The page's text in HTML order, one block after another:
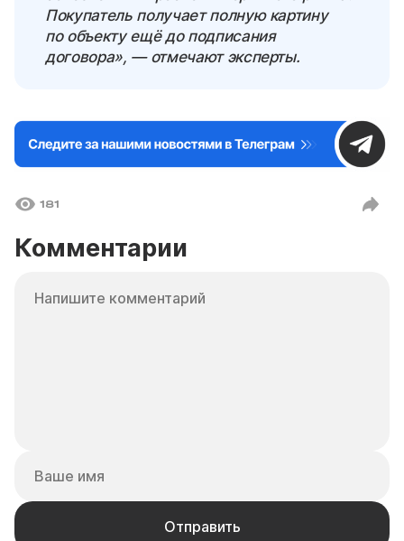
Покупатель получает полную картину
по объекту ещё до подписания
договора», — отмечают эксперты.
181
Комментарии